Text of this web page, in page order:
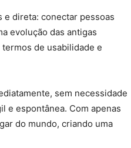
e direta: conectar pessoas
evolução das antigas
de usabilidade e
sem necessidade
e espontânea. Com apenas
do mundo, criando uma